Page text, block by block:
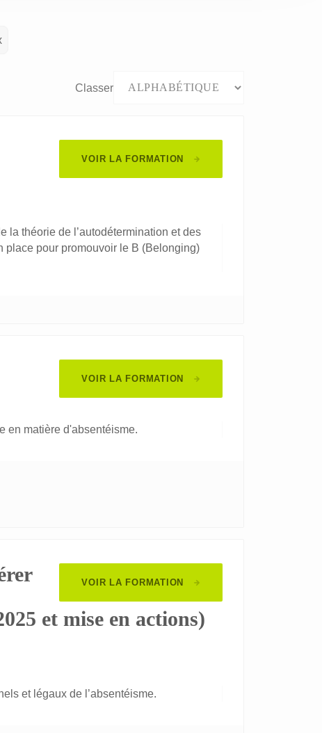
Classer
VOIR LA FORMATION
la théorie de l’autodétermination et des
place pour promouvoir le B (Belonging)
VOIR LA FORMATION
en matière d'absentéisme.
VOIR LA FORMATION
et mise en actions)
et légaux de l’absentéisme.